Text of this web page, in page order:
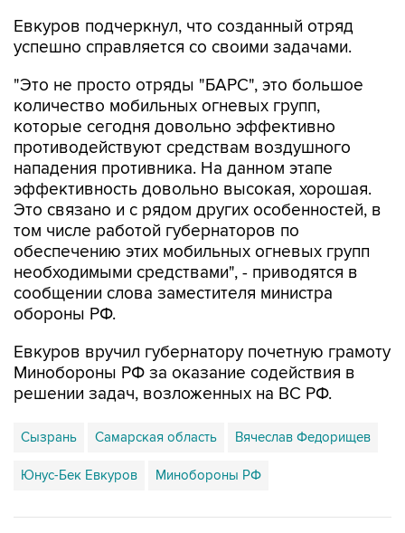
Евкуров подчеркнул, что созданный отряд
успешно справляется со своими задачами.
"Это не просто отряды "БАРС", это большое
количество мобильных огневых групп,
которые сегодня довольно эффективно
противодействуют средствам воздушного
нападения противника. На данном этапе
эффективность довольно высокая, хорошая.
Это связано и с рядом других особенностей, в
том числе работой губернаторов по
обеспечению этих мобильных огневых групп
необходимыми средствами", - приводятся в
сообщении слова заместителя министра
обороны РФ.
Евкуров вручил губернатору почетную грамоту
Минобороны РФ за оказание содействия в
решении задач, возложенных на ВС РФ.
Сызрань Самарская область Вячеслав Федорищев
Юнус-Бек Евкуров Минобороны РФ